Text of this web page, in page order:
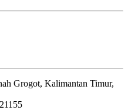
Grogot, Kalimantan Timur,